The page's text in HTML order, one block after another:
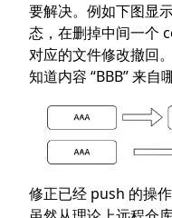
要解决。例如下图显
态，在删掉中间一个
对应的文件修改撤回
知道内容 “BBB” 来自
修正已经 push 的操作